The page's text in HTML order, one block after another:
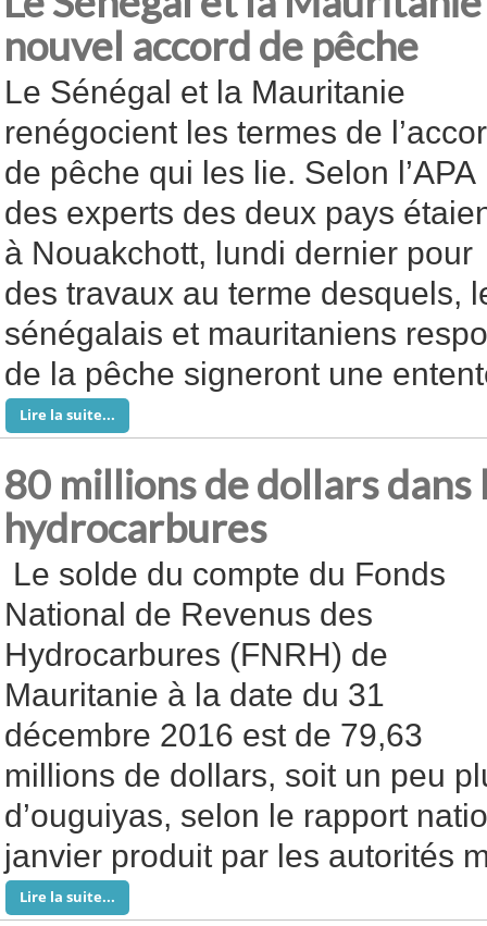
nouvel accord de pêche
Le Sénégal et la Mauritanie
renégocient les termes de
de pêche qui les lie. Selon l’APA
des experts des deux pays
à Nouakchott, lundi dernier pour
des travaux au terme desquels,
sénégalais et mauritaniens
de la pêche signeront une
Lire la suite...
80 millions de dollars dans
hydrocarbures
Le solde du compte du Fonds
National de Revenus des
Hydrocarbures (FNRH) de
Mauritanie à la date du 31
décembre 2016 est de 79,63
millions de dollars, soit un peu
d’ouguiyas, selon le rapport
janvier produit par les autorités
Lire la suite...